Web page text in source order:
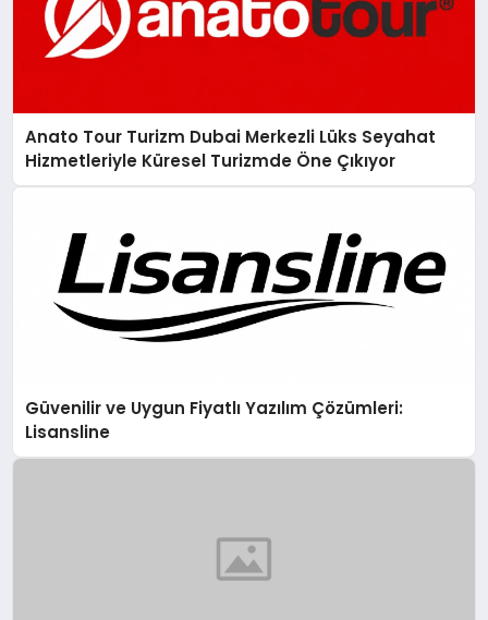
Anato Tour Turizm Dubai Merkezli Lüks Seyahat
Hizmetleriyle Küresel Turizmde Öne Çıkıyor
Güvenilir ve Uygun Fiyatlı Yazılım Çözümleri:
Lisansline